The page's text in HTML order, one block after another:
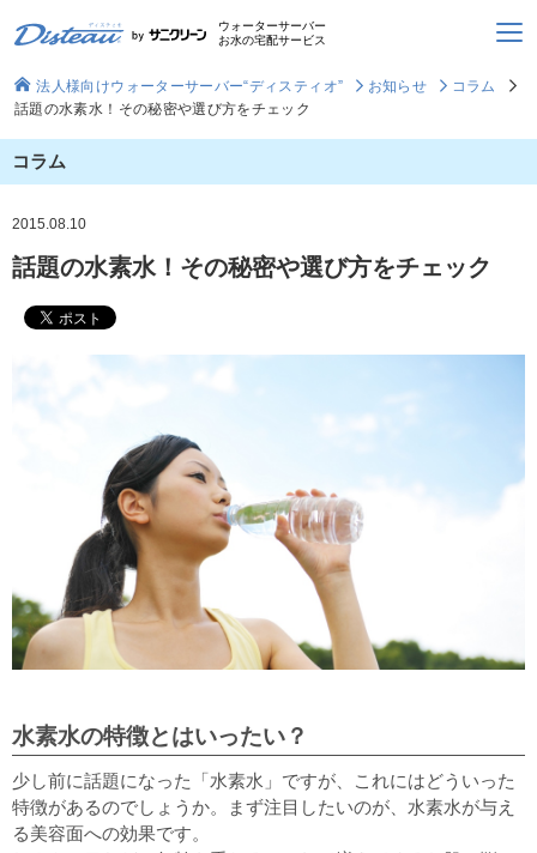
ウォーターサーバー
お水の宅配サービス
法人様向けウォーターサーバー“ディスティオ” お知らせ
コラム
話題の水素水！その秘密や選び方をチェック
コラム
2015.08.10
話題の水素水！その秘密や選び方をチェック
水素水の特徴とはいったい？
少し前に話題になった「水素水」ですが、これにはどういった
特徴があるのでしょうか。まず注目したいのが、水素水が与え
る美容面への効果です。